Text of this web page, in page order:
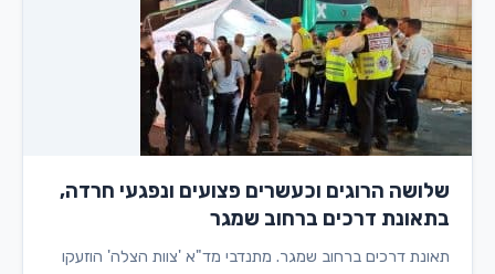
שלושה הרוגים וכעשרים פצועים ונפגעי חרדה,
בתאונת דרכים ברחוב שמגר
תאונת דרכים ברחוב שמגר. מתנדבי מד"א 'צוות הצלה' הוזעקו